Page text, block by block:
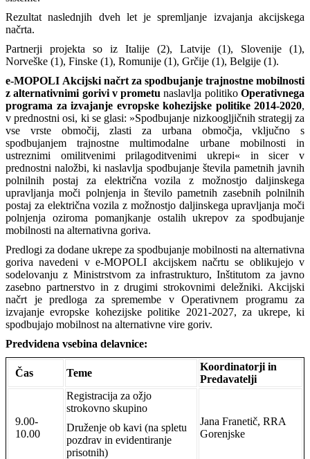
Rezultat naslednjih dveh let je spremljanje izvajanja akcijskega
načrta.
Partnerji projekta so iz Italije (2), Latvije (1), Slovenije (1),
Norveške (1), Finske (1), Romunije (1), Grčije (1), Belgije (1).
e-MOPOLI Akcijski načrt za spodbujanje trajnostne mobilnosti
z alternativnimi gorivi v prometunaslavlja politikoOperativnega
programa za izvajanje evropske kohezijske politike 2014-2020,
v prednostni osi, ki se glasi: »Spodbujanje nizkoogljičnih strategij za
vse vrste območij, zlasti za urbana območja, vključno s
spodbujanjem trajnostne multimodalne urbane mobilnosti in
ustreznimi omilitvenimi prilagoditvenimi ukrepi« in sicer v
prednostni naložbi, ki naslavlja spodbujanje števila pametnih javnih
polnilnih postaj za električna vozila z možnostjo daljinskega
upravljanja moči polnjenja in število pametnih zasebnih polnilnih
postaj za električna vozila z možnostjo daljinskega upravljanja moči
polnjenja oziroma pomanjkanje ostalih ukrepov za spodbujanje
mobilnosti na alternativna goriva.
Predlogi za dodane ukrepe za spodbujanje mobilnosti na alternativna
goriva navedeni v e-MOPOLI akcijskem načrtu se oblikujejo v
sodelovanju z Ministrstvom za infrastrukturo, Inštitutom za javno
zasebno partnerstvo in z drugimi strokovnimi deležniki. Akcijski
načrt je predloga za spremembe v Operativnem programu za
izvajanje evropske kohezijske politike 2021-2027, za ukrepe, ki
spodbujajo mobilnost na alternativne vire goriv.
Predvidena vsebina delavnice:
Čas Teme
Koordinatorji in
Predavatelji
9.00-
10.00
Registracija za ožjo
strokovno skupino
Druženje ob kavi (na spletu
pozdrav in evidentiranje
prisotnih)
Jana Franetič, RRA
Gorenjske